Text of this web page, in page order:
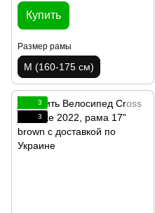
Купить
Размер рамы
M (160-175 см)
3
3